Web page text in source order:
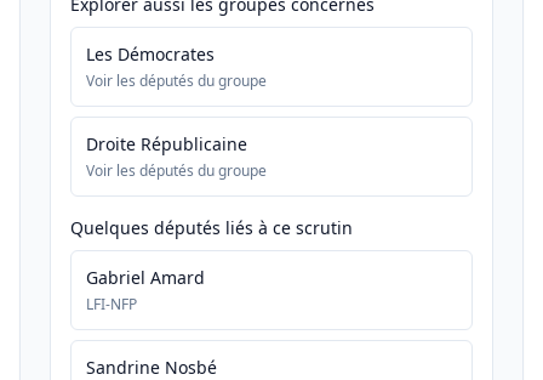
Les Démocrates
Voir les députés du groupe
Droite Républicaine
Voir les députés du groupe
Quelques députés liés à ce scrutin
Gabriel Amard
LFI-NFP
Sandrine Nosbé